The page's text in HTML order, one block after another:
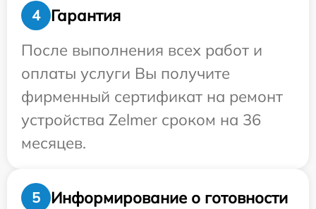
4
Гарантия
После выполнения всех работ и
оплаты услуги Вы получите
фирменный сертификат на ремонт
устройства Zelmer сроком на 36
месяцев.
5
Информирование о готовности